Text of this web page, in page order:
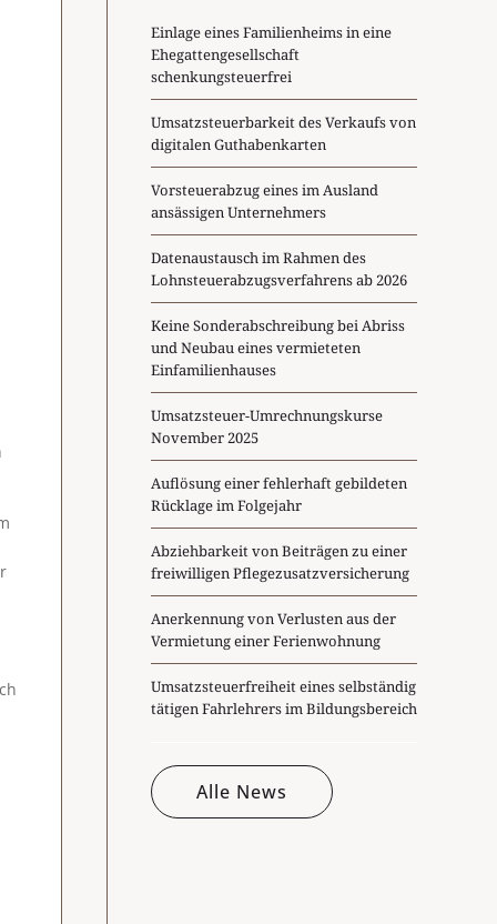
Einlage eines Familienheims in eine
Ehegattengesellschaft
schenkungsteuerfrei
Umsatzsteuerbarkeit des Verkaufs von
digitalen Guthabenkarten
Vorsteuerabzug eines im Ausland
ansässigen Unternehmers
Datenaustausch im Rahmen des
Lohnsteuerabzugsverfahrens ab 2026
Keine Sonderabschreibung bei Abriss
und Neubau eines vermieteten
Einfamilienhauses
Umsatzsteuer-Umrechnungskurse
November 2025
Auflösung einer fehlerhaft gebildeten
Rücklage im Folgejahr
Abziehbarkeit von Beiträgen zu einer
freiwilligen Pflegezusatzversicherung
Anerkennung von Verlusten aus der
Vermietung einer Ferienwohnung
Umsatzsteuerfreiheit eines selbständig
tätigen Fahrlehrers im Bildungsbereich
Alle News